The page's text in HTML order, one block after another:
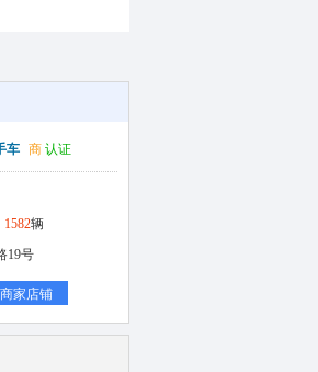
车 商 认证
1582辆
19号
家店铺